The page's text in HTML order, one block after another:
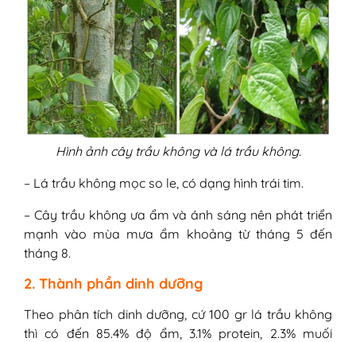
Hình ảnh cây trầu không và lá trầu không.
– Lá trầu không mọc so le, có dạng hình trái tim.
– Cây trầu không ưa ẩm và ánh sáng nên phát triển
mạnh vào mùa mưa ẩm khoảng từ tháng 5 đến
tháng 8.
2. Thành phần dinh dưỡng
Theo phân tích dinh dưỡng, cứ 100 gr lá trầu không
thì có đến 85.4% độ ẩm, 3.1% protein, 2.3% muối